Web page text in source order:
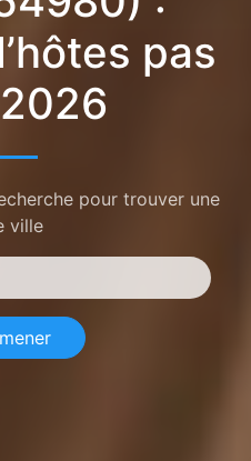
pas
pour trouver une
ville